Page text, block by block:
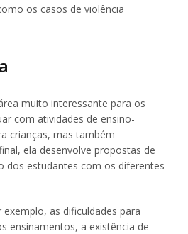
os casos de violência
muito interessante para os
com atividades de ensino-
crianças, mas também
ela desenvolve propostas de
dos estudantes com os diferentes
as dificuldades para
ensinamentos, a existência de